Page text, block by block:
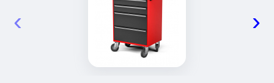
‹ ›